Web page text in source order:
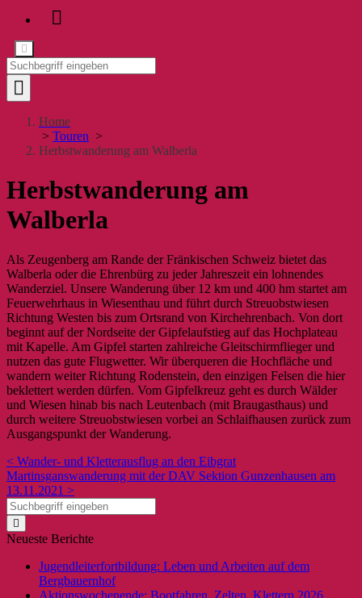
Home
> Touren >
Herbstwanderung am Walberla
Herbstwanderung am
Walberla
Als Zeugenberg am Rande der Fränkischen Schweiz bietet das
Walberla oder die Ehrenbürg zu jeder Jahreszeit ein lohnendes
Wanderziel. Unsere Wanderung über 12 km und 400 hm startet am
Feuerwehrhaus in Wiesenthau und führt durch Streuobstwiesen
Richtung Westen bis zum Ortsrand von Kirchehrenbach. Von dort
beginnt auf der Nordseite der Gipfelaufstieg auf das Hochplateau
mit Kapelle. Am Gipfel starten zahlreiche Gleitschirmflieger und
nutzen das gute Flugwetter. Wir überqueren die Hochfläche und
wandern weiter Richtung Rodenstein, den einzigen Felsen die hier
beklettert werden dürfen. Vom Gipfelkreuz geht es durch Wälder
und Wiesen hinab bis nach Leutenbach (mit Braugasthaus) und
durch weitere Streuobstwiesen vorbei an Schlaifhausen zurück zum
Ausgangspunkt der Wanderung.
< Wander- und Kletterausflug an den Eibgrat
Martinsganswanderung mit der DAV Sektion Gunzenhausen am
13.11.2021 >
Neueste Berichte
Jugendleiterfortbildung: Leben und Arbeiten auf dem
Bergbauernhof
Aktionswochenende: Bootfahren, Zelten, Klettern 2026